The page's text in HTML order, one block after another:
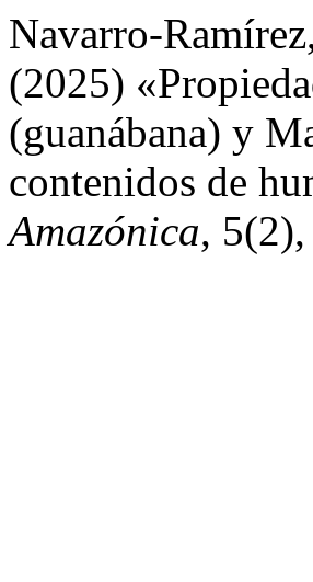
Navarro-
(2025)
(guanábana) y
contenidos de
Amazónica,